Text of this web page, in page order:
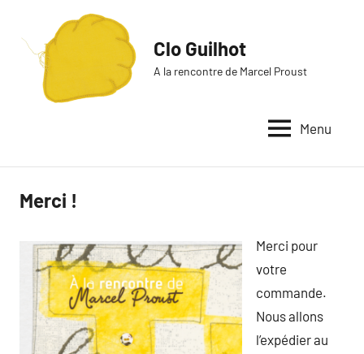
contenu
Clo Guilhot
A la rencontre de Marcel Proust
Menu
Merci !
Merci pour
votre
commande.
Nous allons
l’expédier au